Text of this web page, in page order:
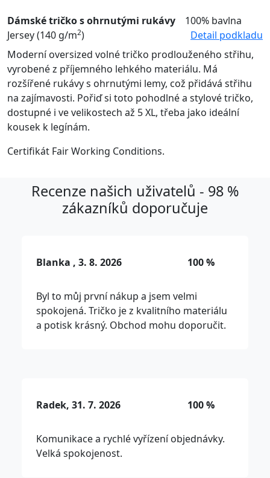
Dámské tričko s ohrnutými rukávy
100% bavlna
Jersey (140 g/m2)
Detail podkladu
Moderní oversized volné tričko prodlouženého střihu,
vyrobené z příjemného lehkého materiálu. Má
rozšířené rukávy s ohrnutými lemy, což přidává střihu
na zajímavosti. Pořiď si toto pohodlné a stylové tričko,
dostupné i ve velikostech až 5 XL, třeba jako ideální
kousek k legínám.
Certifikát Fair Working Conditions.
Recenze našich uživatelů - 98 %
zákazníků doporučuje
Blanka , 3. 8. 2026 100 %
Byl to můj první nákup a jsem velmi
spokojená. Tričko je z kvalitního materiálu
a potisk krásný. Obchod mohu doporučit.
Radek, 31. 7. 2026 100 %
Komunikace a rychlé vyřízení objednávky.
Velká spokojenost.